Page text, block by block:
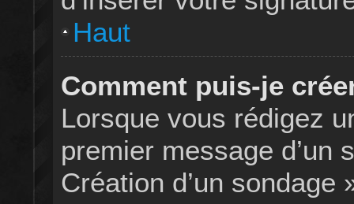
Haut
Comment puis-je
Lorsque vous rédigez
premier message d’un
Création d’un